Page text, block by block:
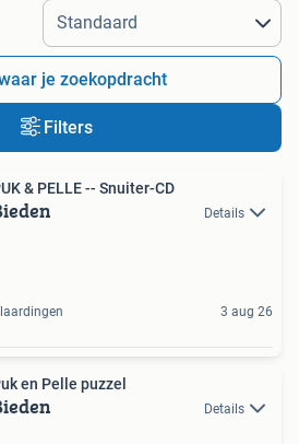
afstanden…
je zoekopdracht
Filters
& PELLE -- Snuiter-CD
Details
3 aug 26
en Pelle puzzel
Details